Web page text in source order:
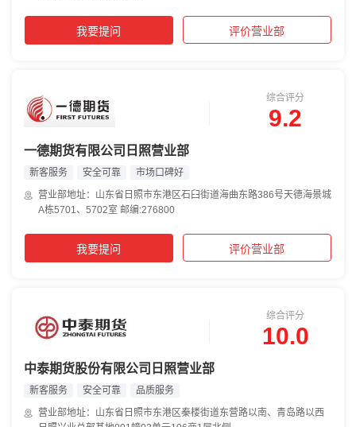
我要提问 评价营业部
综合评分
9.2
一德期货有限公司日照营业部
新客服务 安全可靠
市场口碑好
营业部地址：山东省日照市东港区石臼街道海曲东路386号天德海景城
A栋5701、5702室 邮编:276800
我要提问 评价营业部
综合评分
10.0
中泰期货股份有限公司日照营业部
新客服务 安全可靠
品质服务
营业部地址：山东省日照市东港区秦楼街道东营路以南、青岛路以西